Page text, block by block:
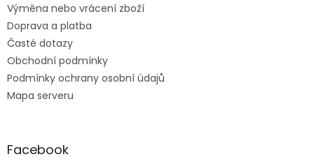
Výměna nebo vrácení zboží
Doprava a platba
Časté dotazy
Obchodní podmínky
Podmínky ochrany osobní údajů
Mapa serveru
Facebook